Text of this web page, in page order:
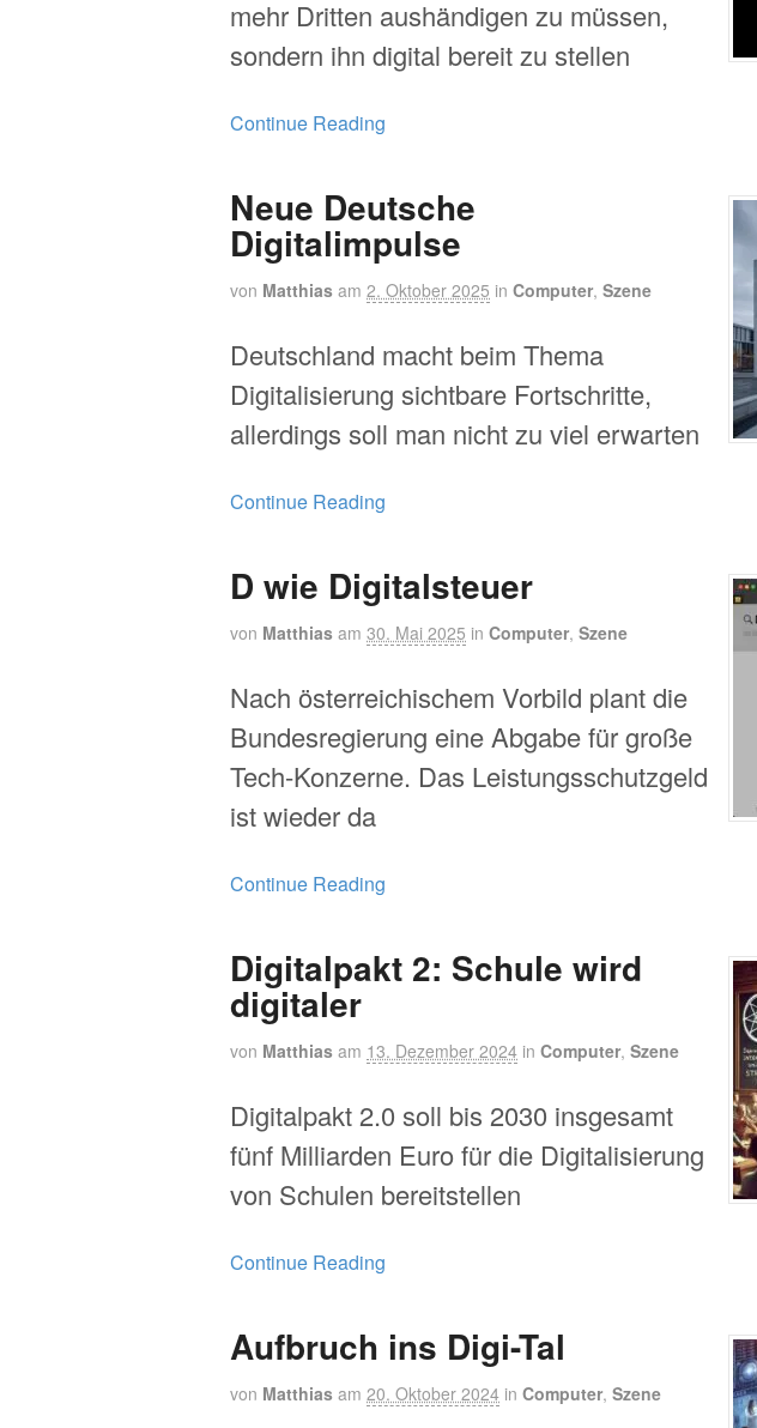
mehr Dritten aushändigen zu müssen,
sondern ihn digital bereit zu stellen
Continue Reading
Neue Deutsche
Digitalimpulse
von Matthias am 2. Oktober 2025 in Computer, Szene
Deutschland macht beim Thema
Digitalisierung sichtbare Fortschritte,
allerdings soll man nicht zu viel erwarten
Continue Reading
D wie Digitalsteuer
von Matthias am 30. Mai 2025 in Computer, Szene
Nach österreichischem Vorbild plant die
Bundesregierung eine Abgabe für große
Tech-Konzerne. Das Leistungsschutzgeld
ist wieder da
Continue Reading
Digitalpakt 2: Schule wird
digitaler
von Matthias am 13. Dezember 2024 in Computer, Szene
Digitalpakt 2.0 soll bis 2030 insgesamt
fünf Milliarden Euro für die Digitalisierung
von Schulen bereitstellen
Continue Reading
Aufbruch ins Digi-Tal
von Matthias am 20. Oktober 2024 in Computer, Szene